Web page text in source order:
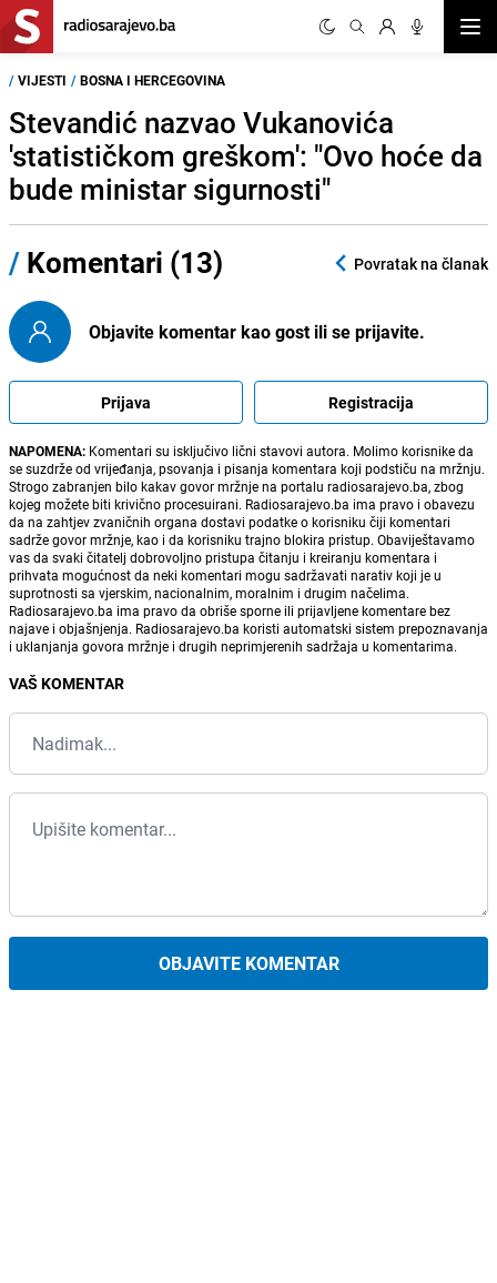
/ VIJESTI / BOSNA I HERCEGOVINA
Stevandić nazvao Vukanovića
'statističkom greškom': "Ovo hoće da
bude ministar sigurnosti"
/ Komentari (13) Povratak na članak
Objavite komentar kao gost ili se prijavite.
Prijava Registracija
NAPOMENA: Komentari su isključivo lični stavovi autora. Molimo korisnike da
se suzdrže od vrijeđanja, psovanja i pisanja komentara koji podstiču na mržnju.
Strogo zabranjen bilo kakav govor mržnje na portalu radiosarajevo.ba, zbog
kojeg možete biti krivično procesuirani. Radiosarajevo.ba ima pravo i obavezu
da na zahtjev zvaničnih organa dostavi podatke o korisniku čiji komentari
sadrže govor mržnje, kao i da korisniku trajno blokira pristup. Obaviještavamo
vas da svaki čitatelj dobrovoljno pristupa čitanju i kreiranju komentara i
prihvata mogućnost da neki komentari mogu sadržavati narativ koji je u
suprotnosti sa vjerskim, nacionalnim, moralnim i drugim načelima.
Radiosarajevo.ba ima pravo da obriše sporne ili prijavljene komentare bez
najave i objašnjenja. Radiosarajevo.ba koristi automatski sistem prepoznavanja
i uklanjanja govora mržnje i drugih neprimjerenih sadržaja u komentarima.
VAŠ KOMENTAR
OBJAVITE KOMENTAR